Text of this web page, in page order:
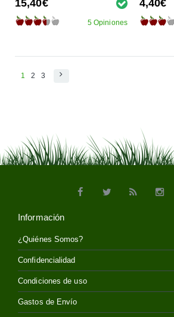
15,40€
5 Opiniones
4,40€
1 2 3
Información
¿Quiénes Somos?
Confidencialidad
Condiciones de uso
Gastos de Envío